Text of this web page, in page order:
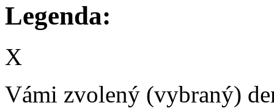
Legenda:
X
Vámi zvolený (vybraný)